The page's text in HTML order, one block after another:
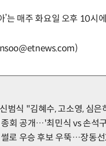
’는 매주 화요일 오후 10시
범식 "김혜수, 고소영, 심은
종회 공개…'최민식 vs 손
로 우승 후보 우뚝…장동